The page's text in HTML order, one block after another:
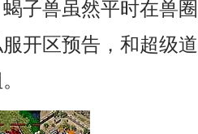
子兽虽然平时在兽
开区预告，和超级